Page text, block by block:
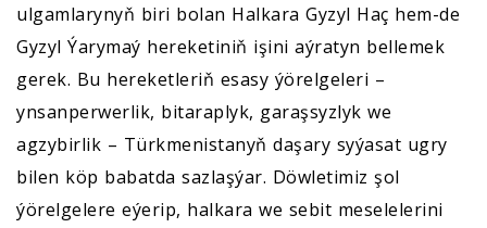
ulgamlarynyň biri bolan Halkara Gyzyl Haç hem-de
Gyzyl Ýarymaý hereketiniň işini aýratyn bellemek
gerek. Bu hereketleriň esasy ýörelgeleri –
ynsanperwerlik, bitaraplyk, garaşsyzlyk we
agzybirlik – Türkmenistanyň daşary syýasat ugry
bilen köp babatda sazlaşýar. Döwletimiz şol
ýörelgelere eýerip, halkara we sebit meselelerini